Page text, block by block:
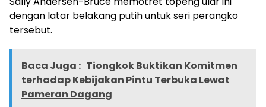
dengan latar belakang putih untuk seri perangko
tersebut.
Baca Juga : Tiongkok Buktikan Komitmen
terhadap Kebijakan Pintu Terbuka Lewat
Pameran Dagang